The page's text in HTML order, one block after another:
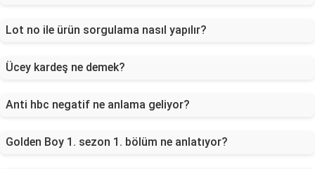
Lot no ile ürün sorgulama nasıl yapılır?
Ücey kardeş ne demek?
Anti hbc negatif ne anlama geliyor?
Golden Boy 1. sezon 1. bölüm ne anlatıyor?